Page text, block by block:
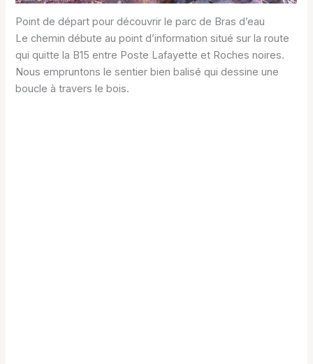
Point de départ pour découvrir le parc de Bras d’eau
Le chemin débute au point d’information situé sur la route
qui quitte la B15 entre Poste Lafayette et Roches noires.
Nous empruntons le sentier bien balisé qui dessine une
boucle à travers le bois.